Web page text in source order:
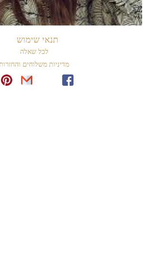
תנאי שימוש
לכל שאלה
מדיניות משלוחים